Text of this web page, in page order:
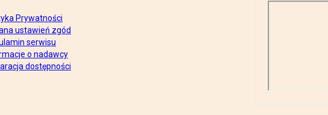
Prywatności
ustawień zgód
serwisu
o nadawcy
dostępności